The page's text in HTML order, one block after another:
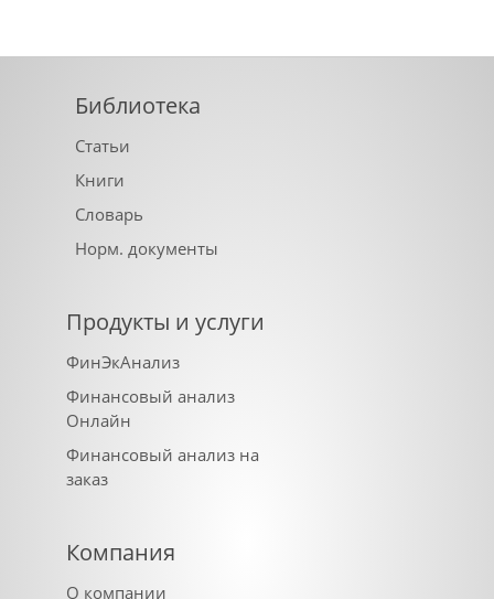
Библиотека
Статьи
Книги
Словарь
Норм. документы
Продукты и услуги
ФинЭкАнализ
Финансовый анализ
Онлайн
Финансовый анализ на
заказ
Компания
О компании